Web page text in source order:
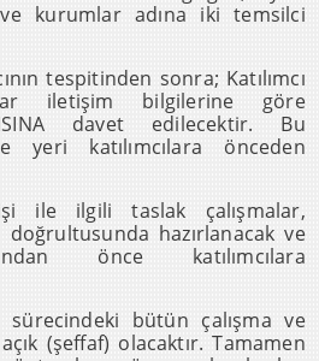
kurumlar adına iki temsilci
tespitinden sonra; Katılımcı
iletişim bilgilerine göre
davet edilecektir. Bu
yeri katılımcılara önceden
ile ilgili taslak çalışmalar,
doğrultusunda hazırlanacak ve
önce katılımcılara
bütün çalışma ve
(şeffaf) olacaktır. Tamamen